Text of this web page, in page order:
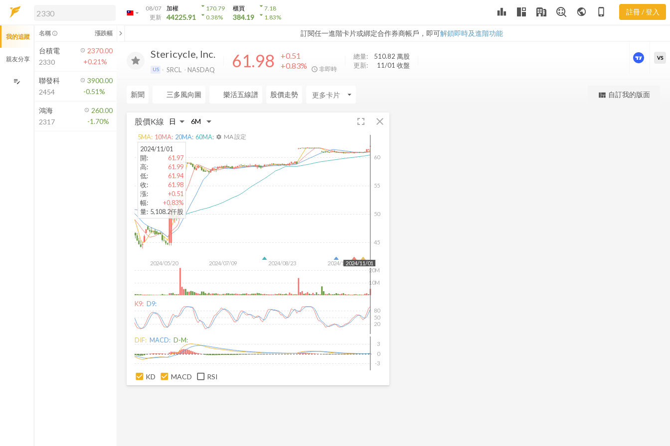
arrow_drop_down
08/07
更新
加權
44225.91
arrow_drop_down170.79
arrow_drop_down0.38%
櫃買
384.19
arrow_drop_down7.18
arrow_drop_down1.83% leaderboard public phone_iphone 註冊 / 登入
訂閱任一進階卡片或綁定合作券商帳戶，即可解鎖即時及進階功能
解鎖即時行情及進階功能
方案」，即可解鎖以下功能：
即時行情
即時市況與排行
成交金額熱力圖
前往方案訂閱
如何綁定合作券商
線
Stericycle, Inc.
US SRCL NASDAQ 61.98
+0.51
+0.83%
非即時
總量: 510.82 萬股
更新:
11/01 收盤
更強大的進階價量圖表
VS
新聞 三多風向圖 樂活五線譜 股價走勢 arrow_drop_down view_quilt 自訂我的版面
股價K線 fullscreen close
2024/05/20 2024/07/09 2024/08/23 2024/10/10
45
50
55
60
2024/11/01
10M
20M
2024/11/01
開:
61.97
高:
61.99
低:
61.94
收:
61.98
漲:
+0.51
幅:
+0.83%
量: 5,108.2仟股
5MA: 10MA: 20MA: 60MA: settings MA 設定
K9: D9:
20
50
80
DIF: MACD: D-M:
-3
0
3
KD MACD RSI
我的追蹤
親友分享
edit_note
名稱 info_outline 漲跌幅 chevron_left
台積電
2330
2370.00
+0.21%
聯發科
2454
3900.00
-0.51%
鴻海
2317
260.00
-1.70%